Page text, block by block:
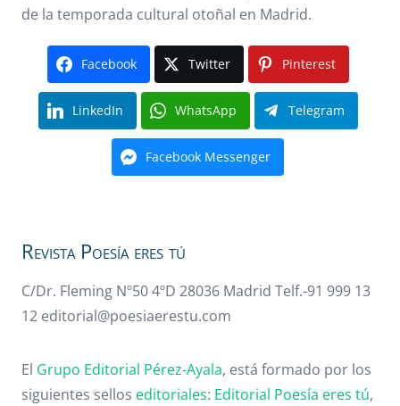
de la temporada cultural otoñal en Madrid.
Facebook Twitter Pinterest
LinkedIn WhatsApp Telegram
Facebook Messenger
Revista Poesía eres tú
C/Dr. Fleming Nº50 4ºD 28036 Madrid Telf.-91 999 13
12 editorial@poesiaerestu.com
El Grupo Editorial Pérez-Ayala, está formado por los
siguientes sellos editoriales: Editorial Poesía eres tú,